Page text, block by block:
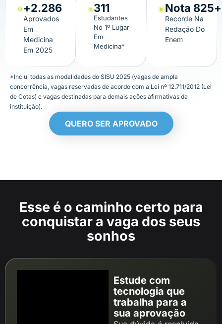
Aprovados
Em
Medicina
Em 2025
+2.286
Estudantes
No 1º Lugar
Em
Medicina*
311
Recorde Na
Redação Do
Enem
Nota 825+
*Inclui todas as modalidades do SISU 2025 (vagas de ampla
concorrência, vagas reservadas de acordo com a Lei nº 12.711/2012 (Lei
de Cotas) e vagas destinadas para demais ações afirmativas da
instituição).
QUERO SER APROVADO
Esse é o caminho certo para
conquistar a vaga dos seus
sonhos
Estude com
tecnologia que
trabalha para a
sua aprovação